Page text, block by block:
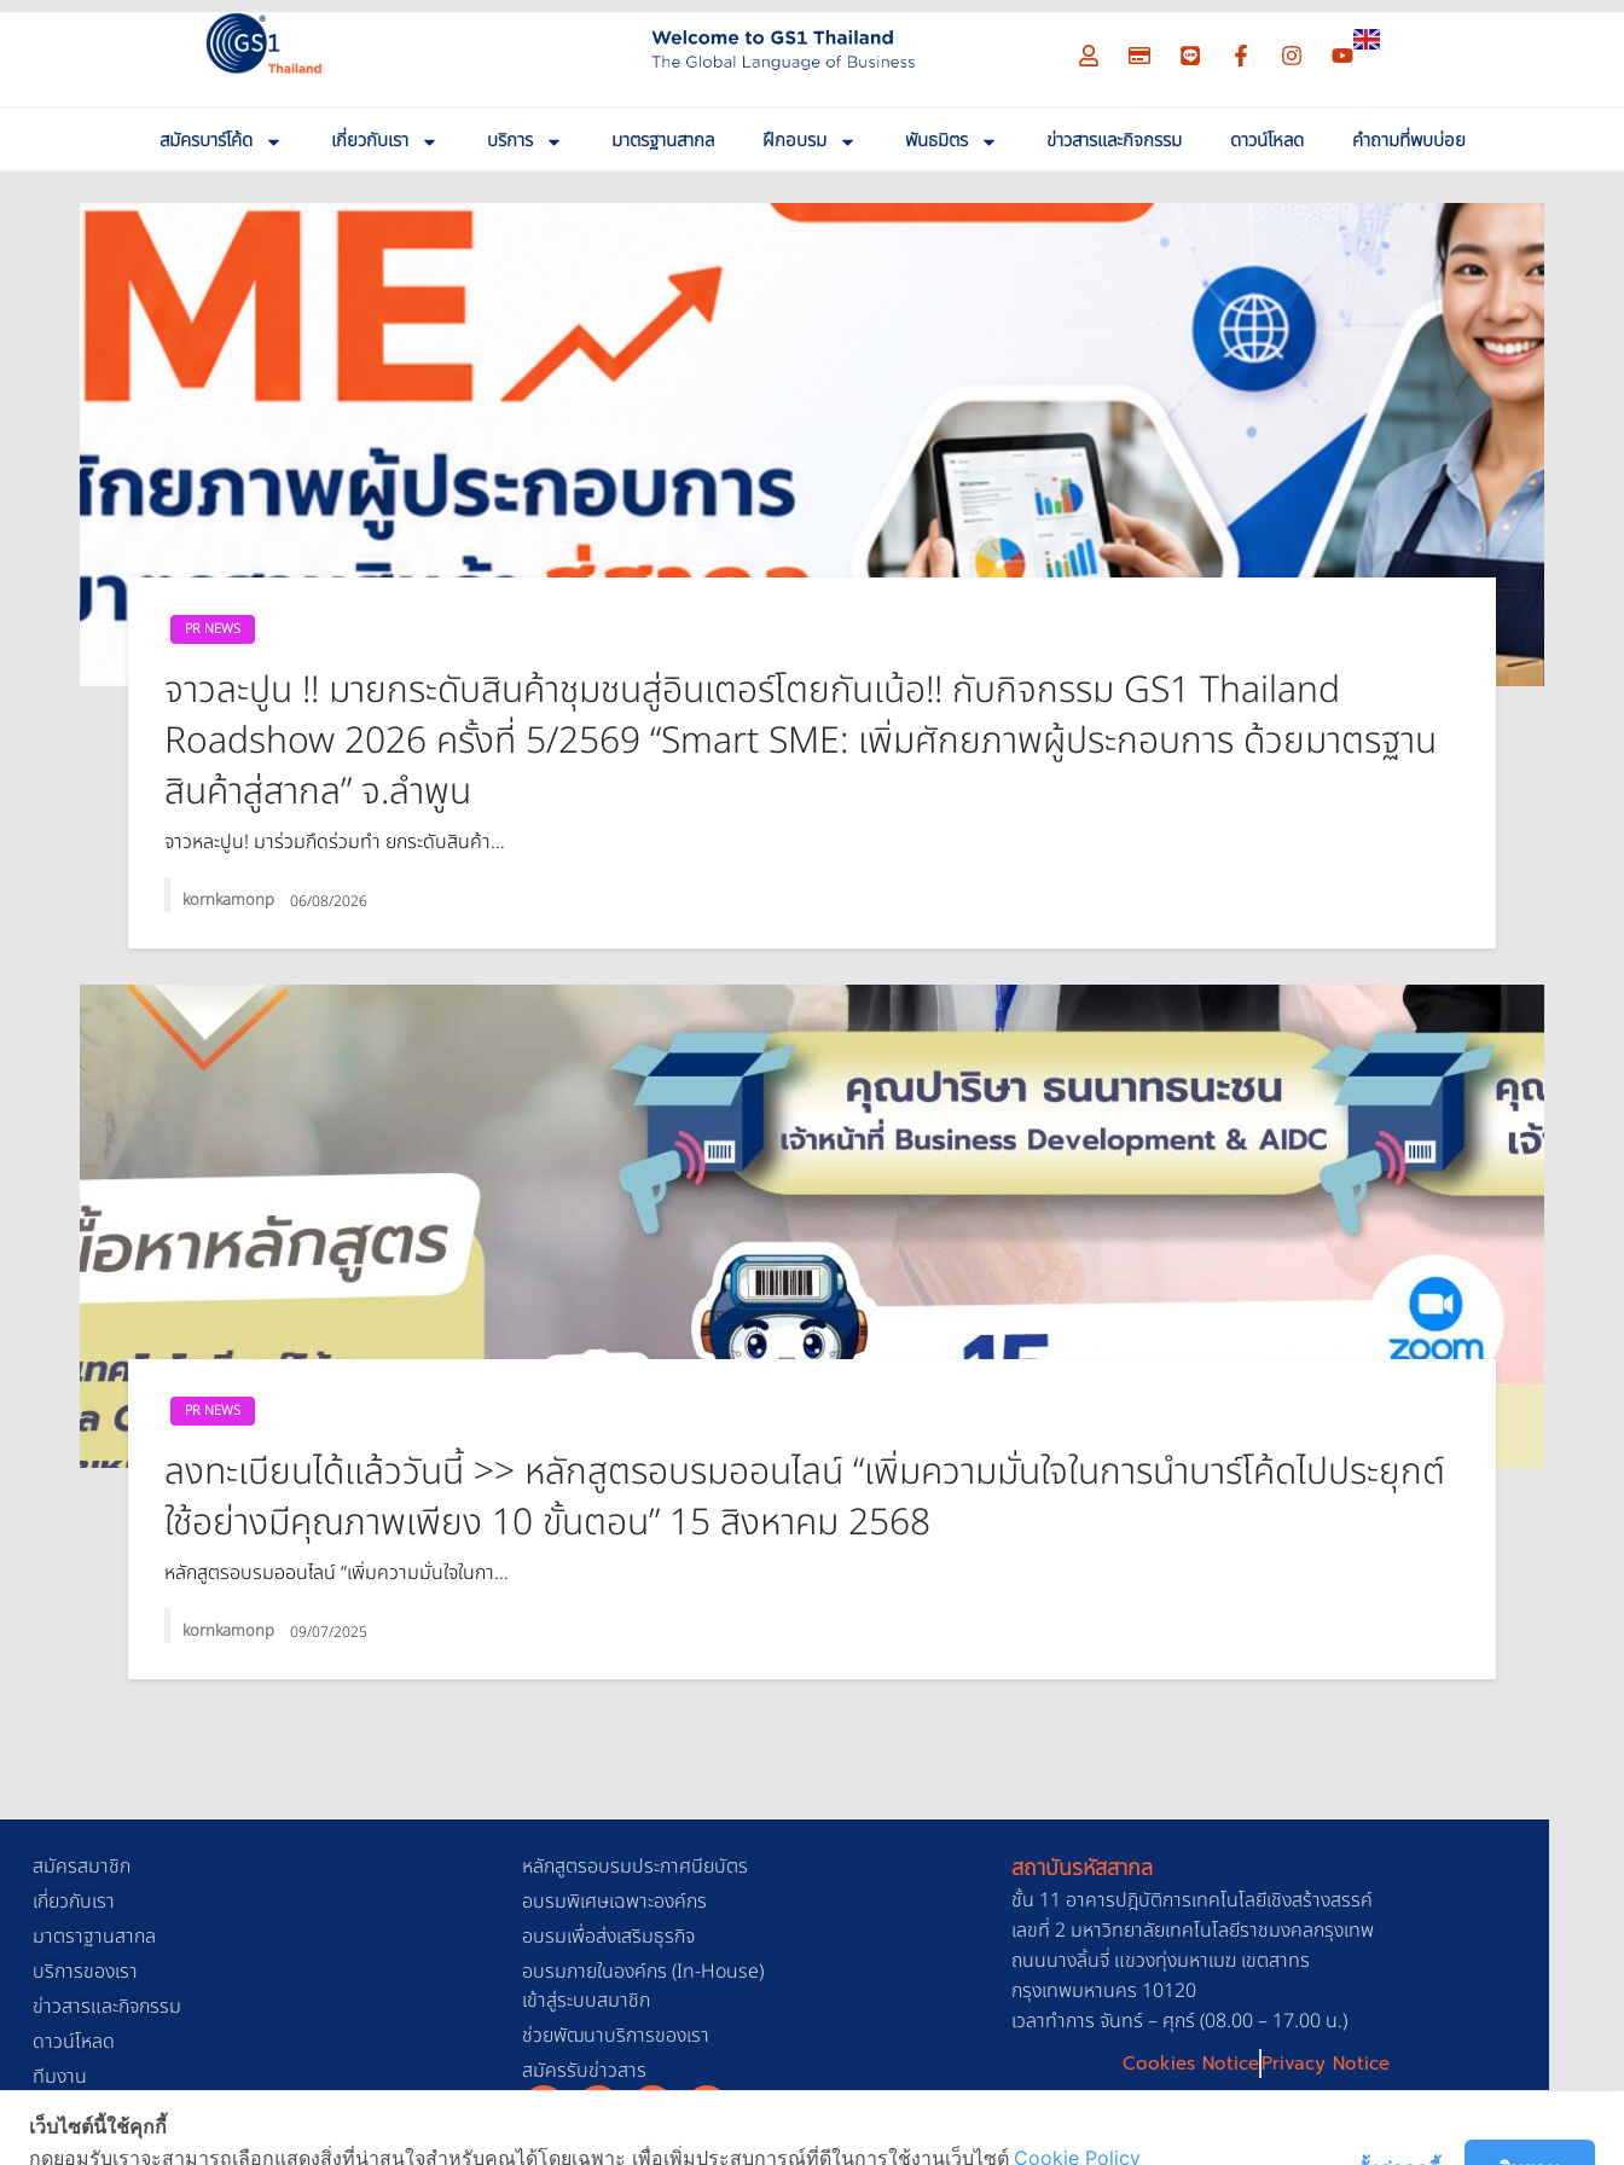
สมัครบาร์โค้ด เกี่ยวกับเรา บริการ มาตรฐานสากล ฝึกอบรม พันธมิตร ข่าวสารและกิจกรรม ดาวน์โหลด คำถามที่พบบ่อย
PR NEWS
จาวละปูน !! มายกระดับสินค้าชุมชนสู่อินเตอร์โตยกันเน้อ!! กับกิจกรรม GS1 Thailand
Roadshow 2026 ครั้งที่ 5/2569 “Smart SME: เพิ่มศักยภาพผู้ประกอบการ ด้วยมาตรฐาน
สินค้าสู่สากล” จ.ลำพูน
จาวหละปูน! มาร่วมกึดร่วมทำ ยกระดับสินค้า…
kornkamonp 06/08/2026
PR NEWS
ลงทะเบียนได้แล้ววันนี้ >> หลักสูตรอบรมออนไลน์ “เพิ่มความมั่นใจในการนำบาร์โค้ดไปประยุกต์
ใช้อย่างมีคุณภาพเพียง 10 ขั้นตอน” 15 สิงหาคม 2568
หลักสูตรอบรมออนไลน์ “เพิ่มความมั่นใจในกา…
kornkamonp 09/07/2025
สมัครสมาชิก
เกี่ยวกับเรา
มาตราฐานสากล
บริการของเรา
ข่าวสารและกิจกรรม
ดาวน์โหลด
ทีมงาน
ติดต่อเรา
คำถามที่พบบ่อย
หลักสูตรอบรมประกาศนียบัตร
อบรมพิเศษเฉพาะองค์กร
อบรมเพื่อส่งเสริมธุรกิจ
อบรมภายในองค์กร (In-House)
เข้าสู่ระบบสมาชิก
ช่วยพัฒนาบริการของเรา
สมัครรับข่าวสาร
สถาบันรหัสสากล
ชั้น 11 อาคารปฎิบัติการเทคโนโลยีเชิงสร้างสรรค์
เลขที่ 2 มหาวิทยาลัยเทคโนโลยีราชมงคลกรุงเทพ
ถนนนางลิ้นจี่ แขวงทุ่งมหาเมฆ เขตสาทร
กรุงเทพมหานคร 10120
เวลาทำการ จันทร์ – ศุกร์ (08.00 – 17.00 น.)
Cookies NoticePrivacy Notice
เว็บไซต์นี้ใช้คุกกี้
กดยอมรับเราจะสามารถเลือกแสดงสิ่งที่น่าสนใจสำหรับคุณได้โดยเฉพาะ เพื่อเพิ่มประสบการณ์ที่ดีในการใช้งานเว็บไซต์ Cookie Policy